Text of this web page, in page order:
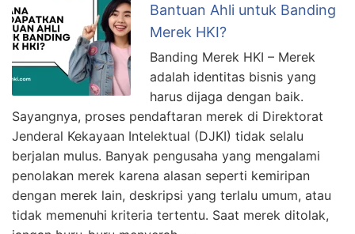
Bantuan Ahli untuk Banding
Merek HKI?
Banding Merek HKI – Merek
adalah identitas bisnis yang
harus dijaga dengan baik.
Sayangnya, proses pendaftaran merek di Direktorat
Jenderal Kekayaan Intelektual (DJKI) tidak selalu
berjalan mulus. Banyak pengusaha yang mengalami
penolakan merek karena alasan seperti kemiripan
dengan merek lain, deskripsi yang terlalu umum, atau
tidak memenuhi kriteria tertentu. Saat merek ditolak,